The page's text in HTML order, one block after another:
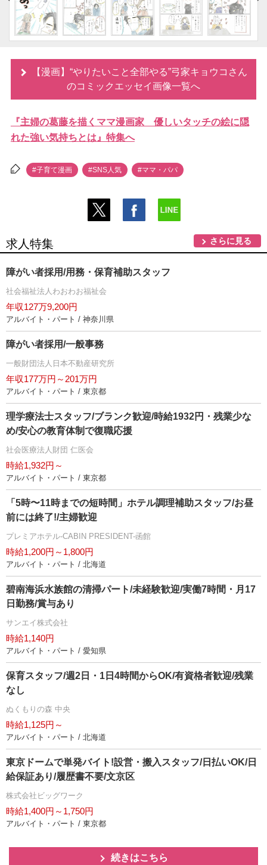
【漫画】“やりたいこと全部やる”弓家キョウコさん
のコミックエッセイ画像一覧へ
『主婦の葛藤を描くママ漫画家 優しいタッチの絵に隠
れた強い気持ちとは』特集へ
#子育て漫画 #SNS人気 #ママ・パパ
求人特集 さらに見る
障がい者採用/用務・保育補助スタッフ
社会福祉法人わおわお福祉会
年収127万9,200円
アルバイト・パート / 神奈川県
障がい者採用/一般事務
一般財団法人日本不動産研究所
年収177万円～201万円
アルバイト・パート / 東京都
理学療法士スタッフ/ブランク歓迎/時給1932円・残業少な
め/安心の教育体制で復職応援
社会医療法人財団 仁医会
時給1,932円～
アルバイト・パート / 東京都
「5時〜11時までの短時間」ホテル調理補助スタッフ/お昼
前には終了!/主婦歓迎
プレミアホテル-CABIN PRESIDENT-函館
時給1,200円～1,800円
アルバイト・パート / 北海道
碧南海浜水族館の清掃パート/未経験歓迎/実働7時間・月17
日勤務/賞与あり
サンエイ株式会社
時給1,140円
アルバイト・パート / 愛知県
保育スタッフ/週2日・1日4時間からOK/有資格者歓迎/残業
なし
ぬくもりの森 中央
時給1,125円～
アルバイト・パート / 北海道
東京ドームで単発バイト!設営・搬入スタッフ/日払いOK/日
給保証あり/履歴書不要/文京区
株式会社ビッグワーク
時給1,400円～1,750円
アルバイト・パート / 東京都
続きはこちら